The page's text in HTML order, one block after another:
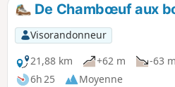
De Chambœuf aux
Visorandonneur
21,88 km
+62 m
-63 m
6h 25
Moyenne